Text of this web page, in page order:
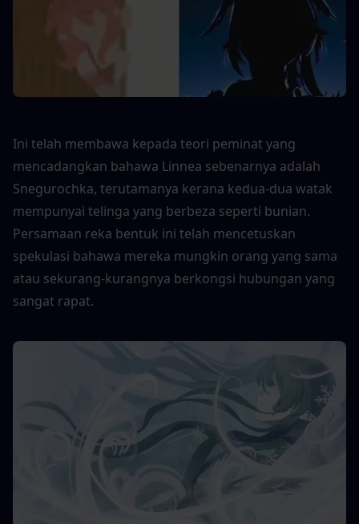
Ini telah membawa kepada teori peminat yang
mencadangkan bahawa Linnea sebenarnya adalah
Snegurochka, terutamanya kerana kedua-dua watak
mempunyai telinga yang berbeza seperti bunian.
Persamaan reka bentuk ini telah mencetuskan
spekulasi bahawa mereka mungkin orang yang sama
atau sekurang-kurangnya berkongsi hubungan yang
sangat rapat.